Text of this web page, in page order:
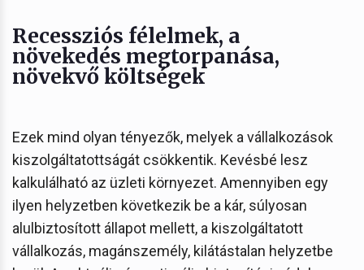
Recessziós félelmek, a
növekedés megtorpanása,
növekvő költségek
Ezek mind olyan tényezők, melyek a vállalkozások
kiszolgáltatottságát csökkentik. Kevésbé lesz
kalkulálható az üzleti környezet. Amennyiben egy
ilyen helyzetben következik be a kár, súlyosan
alulbiztosított állapot mellett, a kiszolgáltatott
vállalkozás, magánszemély, kilátástalan helyzetbe